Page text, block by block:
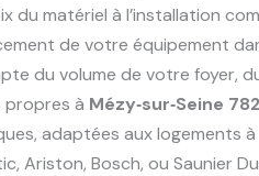
matériel à l’installation
de votre équipement
du volume de votre foyer,
propres à Mézy‑sur‑Seine
adaptées aux logements à
Ariston, Bosch, ou Saunier